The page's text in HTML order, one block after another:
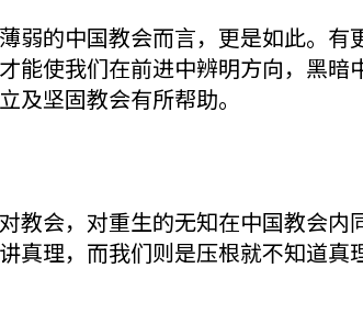
的中国教会而言，更是如此。有
能使我们在前进中辨明方向，黑
及坚固教会有所帮助。
教会，对重生的无知在中国教会
理，而我们则是压根就不知道真